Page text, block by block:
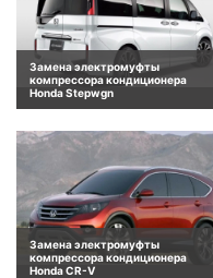
Замена электромуфты
компрессора кондиционера
Honda Stepwgn
Замена электромуфты
компрессора кондиционера
Honda CR-V